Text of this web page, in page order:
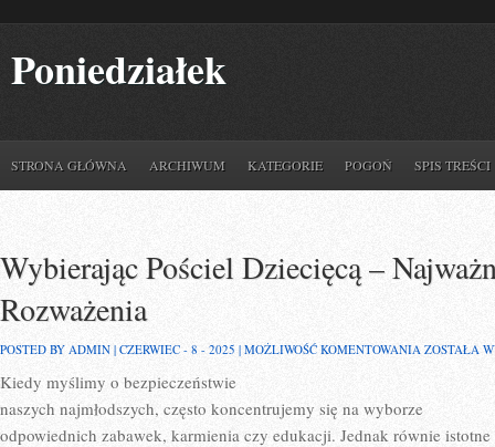
Poniedziałek
STRONA GŁÓWNA ARCHIWUM KATEGORIE POGOŃ SPIS TREŚCI
Wybierając Pościel Dziecięcą –
Rozważenia
POSTED BY ADMIN | CZERWIEC - 8 - 2025 | MOŻLIWOŚĆ KOMENTOWANIA
ASPEKTY
ZOSTAŁA
Kiedy myślimy o bezpieczeństwie
naszych najmłodszych, często koncentrujemy się na wyborze
odpowiednich zabawek, karmienia czy edukacji. Jednak równie istotne